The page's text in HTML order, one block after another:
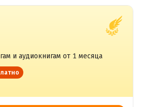
и аудиокнигам от 1 месяца